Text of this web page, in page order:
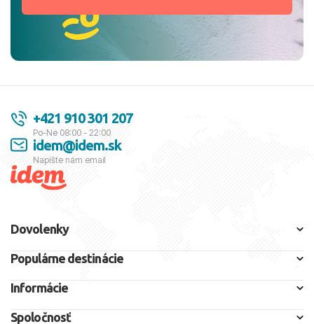
+421 910 301 207
Po-Ne 08:00 - 22:00
idem@idem.sk
Napíšte nám email
Dovolenky
Populárne destinácie
Informácie
Spoločnosť